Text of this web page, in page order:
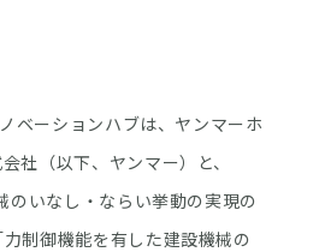
ベーションハブは、ヤンマーホ
社（以下、ヤンマー）と、
のいなし・ならい挙動の実現の
制御機能を有した建設機械の